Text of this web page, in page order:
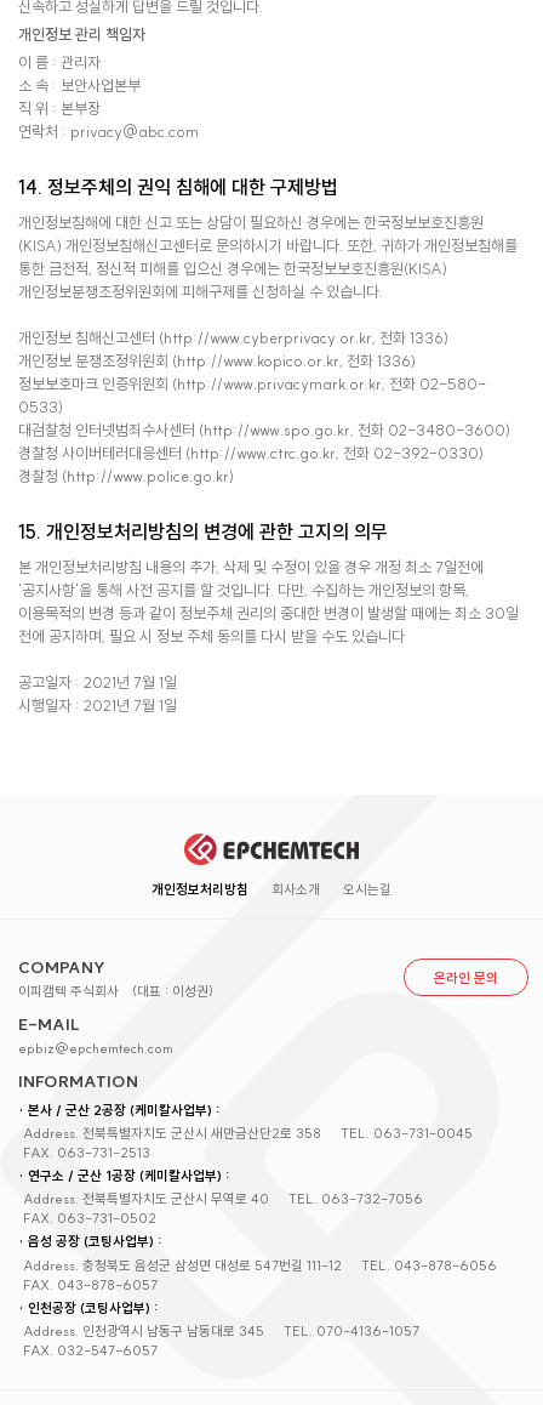
신속하고 성실하게 답변을 드릴 것입니다.
개인정보 관리 책임자
이 름 : 관리자
소 속 : 보안사업본부
직 위 : 본부장
연락처 : privacy@abc.com
14. 정보주체의 권익 침해에 대한 구제방법
개인정보침해에 대한 신고 또는 상담이 필요하신 경우에는 한국정보보호진흥원
(KISA) 개인정보침해신고센터로 문의하시기 바랍니다. 또한, 귀하가 개인정보침해를
통한 금전적, 정신적 피해를 입으신 경우에는 한국정보보호진흥원(KISA)
개인정보분쟁조정위원회에 피해구제를 신청하실 수 있습니다.
개인정보 침해신고센터 (http://www.cyberprivacy.or.kr, 전화 1336)
개인정보 분쟁조정위원회 (http://www.kopico.or.kr, 전화 1336)
정보보호마크 인증위원회 (http://www.privacymark.or.kr, 전화 02-580-
0533)
대검찰청 인터넷범죄수사센터 (http://www.spo.go.kr, 전화 02-3480-3600)
경찰청 사이버테러대응센터 (http://www.ctrc.go.kr, 전화 02-392-0330)
경찰청 (http://www.police.go.kr)
15. 개인정보처리방침의 변경에 관한 고지의 의무
본 개인정보처리방침 내용의 추가, 삭제 및 수정이 있을 경우 개정 최소 7일전에
'공지사항'을 통해 사전 공지를 할 것입니다. 다만, 수집하는 개인정보의 항목,
이용목적의 변경 등과 같이 정보주체 권리의 중대한 변경이 발생할 때에는 최소 30일
전에 공지하며, 필요 시 정보 주체 동의를 다시 받을 수도 있습니다
공고일자 : 2021년 7월 1일
시행일자 : 2021년 7월 1일
개인정보처리방침 회사소개 오시는길
COMPANY
이피캠텍 주식회사 (대표 : 이성권)
E-MAIL
epbiz@epchemtech.com
INFORMATION
· 본사 / 군산 2공장 (케미칼사업부) :
Address. 전북특별자치도 군산시 새만금산단2로 358
TEL. 063-731-0045
FAX. 063-731-2513
· 연구소 / 군산 1공장 (케미칼사업부) :
Address. 전북특별자치도 군산시 무역로 40
TEL. 063-732-7056
FAX. 063-731-0502
· 음성 공장 (코팅사업부) :
Address. 충청북도 음성군 삼성면 대성로 547번길 111-12
TEL. 043-878-6056
FAX. 043-878-6057
· 인천공장 (코팅사업부) :
Address. 인천광역시 남동구 남동대로 345
TEL. 070-4136-1057
FAX. 032-547-6057
온라인 문의